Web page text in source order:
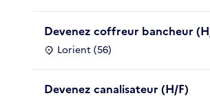
Devenez coffreur bancheur
Lorient (56)
Devenez canalisateur (H/F)